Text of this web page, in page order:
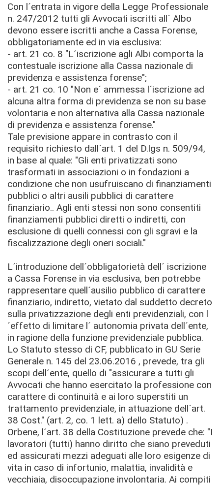
Con l´entrata in vigore della Legge Professionale
n. 247/2012 tutti gli Avvocati iscritti all´ Albo
devono essere iscritti anche a Cassa Forense,
obbligatoriamente ed in via esclusiva:
- art. 21 co. 8 "L´iscrizione agli Albi comporta la
contestuale iscrizione alla Cassa nazionale di
previdenza e assistenza forense";
- art. 21 co. 10 "Non e´ ammessa l´iscrizione ad
alcuna altra forma di previdenza se non su base
volontaria e non alternativa alla Cassa nazionale
di previdenza e assistenza forense."
Tale previsione appare in contrasto con il
requisito richiesto dall´art. 1 del D.lgs n. 509/94,
in base al quale: "Gli enti privatizzati sono
trasformati in associazioni o in fondazioni a
condizione che non usufruiscano di finanziamenti
pubblici o altri ausili pubblici di carattere
finanziario.. Agli enti stessi non sono consentiti
finanziamenti pubblici diretti o indiretti, con
esclusione di quelli connessi con gli sgravi e la
fiscalizzazione degli oneri sociali."
L´introduzione dell´obbligatorietà dell´ iscrizione
a Cassa Forense in via esclusiva, ben potrebbe
rappresentare quell´ausilio pubblico di carattere
finanziario, indiretto, vietato dal suddetto decreto
sulla privatizzazione degli enti previdenziali, con l
´effetto di limitare l´ autonomia privata dell´ente,
in ragione della funzione previdenziale pubblica.
Lo Statuto stesso di CF, pubblicato in GU Serie
Generale n. 145 del 23.06.2016 , prevede, tra gli
scopi dell´ente, quello di "assicurare a tutti gli
Avvocati che hanno esercitato la professione con
carattere di continuità e ai loro superstiti un
trattamento previdenziale, in attuazione dell´art.
38 Cost." (art. 2, co. 1 lett. a) dello Statuto) .
Orbene, l´art. 38 della Costituzione prevede che: "I
lavoratori (tutti) hanno diritto che siano preveduti
ed assicurati mezzi adeguati alle loro esigenze di
vita in caso di infortunio, malattia, invalidità e
vecchiaia, disoccupazione involontaria. Ai compiti